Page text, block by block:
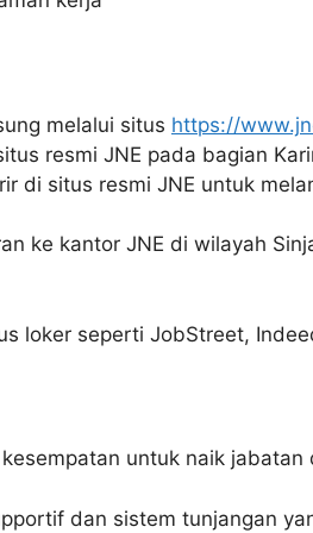
melalui situs https://
resmi JNE pada bagian
di situs resmi JNE untuk
ke kantor JNE di wilayah
loker seperti JobStreet,
untuk naik
dan sistem tunjangan